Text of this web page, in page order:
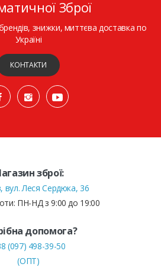
Зброї
знижки, миттєва доставка по
Україні
КОНТАКТИ
зброї:
вул. Леся Сердюка, 36
ПН-НД з 9:00 до 19:00
допомога?
(097) 498-39-50
(ОПТ)